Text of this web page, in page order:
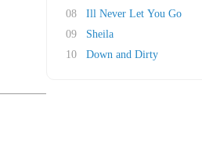
08
Ill Never Let You Go
09
Sheila
10
Down and Dirty